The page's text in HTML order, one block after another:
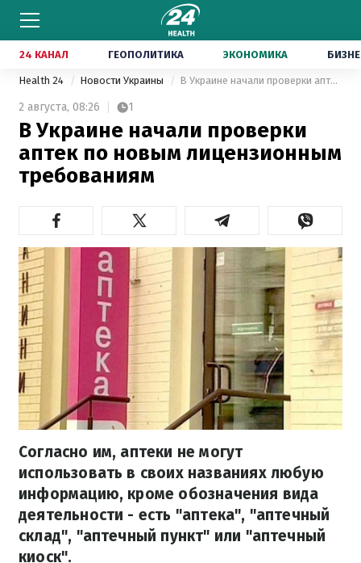
24 КАНАЛ ГЕОПОЛИТИКА ЭКОНОМИКА
Health 24 Новости Украины В Украине начали проверки аптек по новым лицензионным требованиям
2 августа, 08:26 1
В Украине начали проверки
аптек по новым лицензионным
требованиям
Согласно им, аптеки не могут
использовать в своих названиях любую
информацию, кроме обозначения вида
деятельности - есть "аптека", "аптечный
склад", "аптечный пункт" или "аптечный
киоск".